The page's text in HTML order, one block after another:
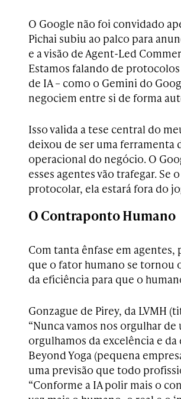
O Google não foi convidado
Pichai subiu ao palco para
e a visão de Agent-Led
Estamos falando de
de IA – como o Gemini do
negociem entre si de forma
Isso valida a tese central do
deixou de ser uma
operacional do negócio. O
esses agentes vão trafegar. Se
protocolar, ela estará fora do
O Contraponto Humano
Com tanta ênfase em
que o fator humano se tornou
da eficiência para que o
Gonzague de Pirey, da LVMH
“Nunca vamos nos orgulhar
orgulhamos da excelência e da
Beyond Yoga (pequena
uma previsão que todo
“Conforme a IA polir mais o